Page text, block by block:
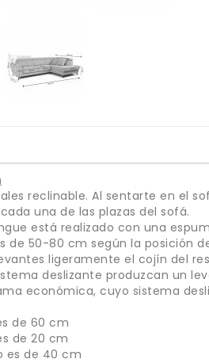
reclinable. Al sentarte en el
una de las plazas del sofá.
está realizado con una
50-80 cm según la posición
ligeramente el cojín del
deslizante produzcan un
económica, cuyo sistema
de 60 cm
de 20 cm
es de 40 cm